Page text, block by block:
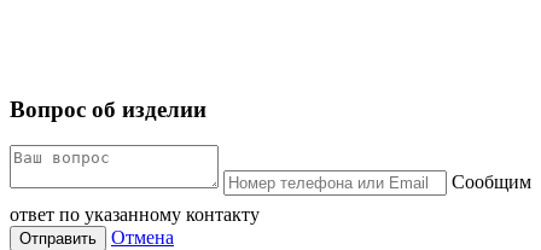
Вопрос об изделии
Сообщим
ответ по указанному контакту
Отправить Отмена